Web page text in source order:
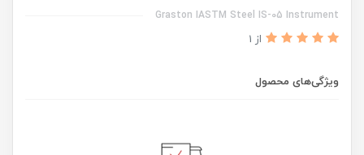
Graston IASTM Steel IS-05 Instrument
از 1
ویژگی‌های محصول